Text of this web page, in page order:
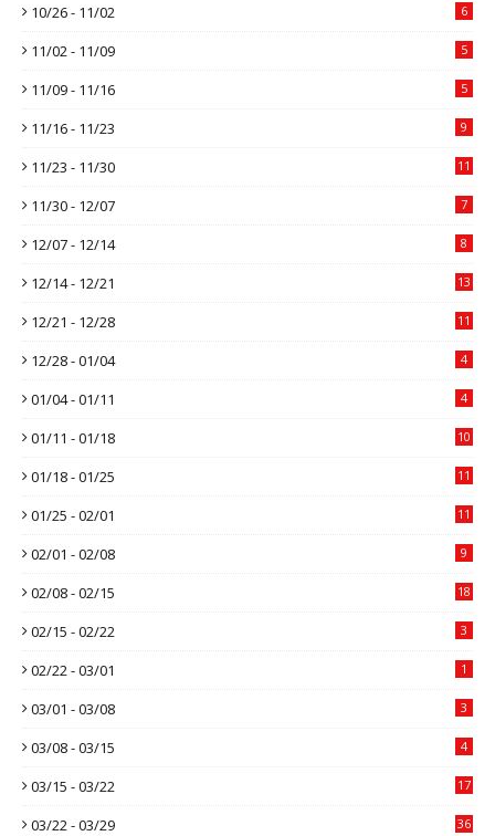
10/26 - 11/02 6
11/02 - 11/09 5
11/09 - 11/16 5
11/16 - 11/23 9
11/23 - 11/30 11
11/30 - 12/07 7
12/07 - 12/14 8
12/14 - 12/21 13
12/21 - 12/28 11
12/28 - 01/04 4
01/04 - 01/11 4
01/11 - 01/18 10
01/18 - 01/25 11
01/25 - 02/01 11
02/01 - 02/08 9
02/08 - 02/15 18
02/15 - 02/22 3
02/22 - 03/01 1
03/01 - 03/08 3
03/08 - 03/15 4
03/15 - 03/22 17
03/22 - 03/29 36